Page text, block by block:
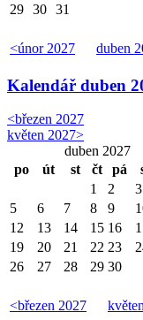
<únor 2027 duben
29 30 31
Kalendář duben
<březen 2027
květen 2027>
duben 2027
po
út st čt pá
<březen 2027
1 2 3
5
6 7 8 9
12
13 14 15 16
19
20 21 22 23
26
27 28 29 30